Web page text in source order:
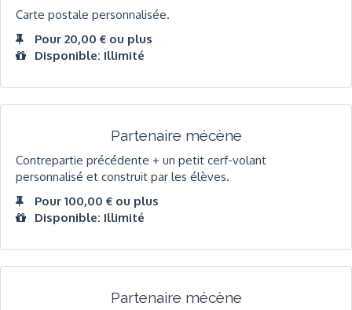
Carte postale personnalisée.
Pour 20,00 € ou plus
Disponible: Illimité
Partenaire mécène
Contrepartie précédente + un petit cerf-volant
personnalisé et construit par les élèves.
Pour 100,00 € ou plus
Disponible: Illimité
Partenaire mécène